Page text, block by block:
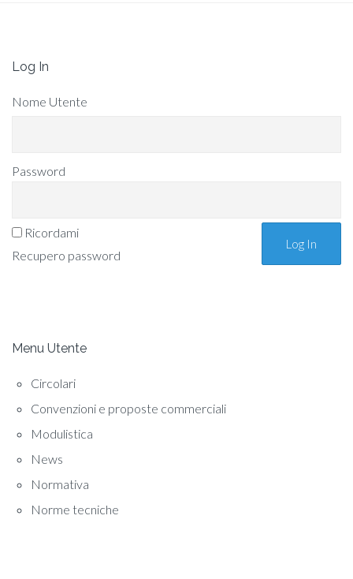
Log In
Nome Utente
Password
Ricordami
Recupero password
Menu Utente
Circolari
Convenzioni e proposte commerciali
Modulistica
News
Normativa
Norme tecniche